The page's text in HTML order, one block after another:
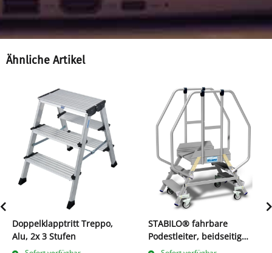
Ähnliche Artikel
Doppelklapptritt Treppo,
Alu, 2x 3 Stufen
STABILO® fahrbare
Podestleiter, beidseitig
begehbar, mit Fußleiste +